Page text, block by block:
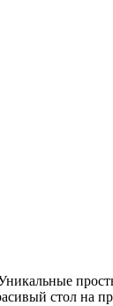
стол на